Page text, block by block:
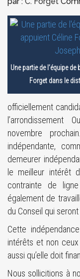
Une partie de l’équipe
Forget dans le
officiellement
novembre
indépendante,
demeurer
le meilleur intérêt
contrainte de
également de
du Conseil qui
Cette
intérêts et non ceux
aussi qu’elle doit
Nous sollicitions à